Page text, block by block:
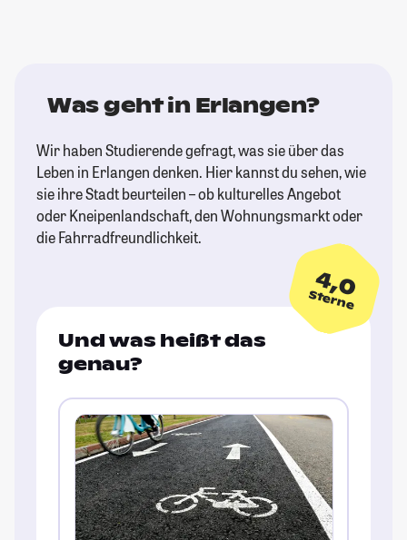
Was geht in Erlangen?
Wir haben Studierende gefragt, was sie über das
Leben in Erlangen denken. Hier kannst du sehen, wie
sie ihre Stadt beurteilen – ob kulturelles Angebot
oder Kneipenlandschaft, den Wohnungsmarkt oder
die Fahrradfreundlichkeit.
4,0
Sterne
Und was heißt das
genau?